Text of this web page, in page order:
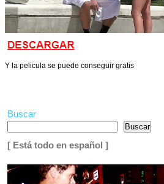
Y la pelicula se puede conseguir gratis
Buscar
Buscar
[ Está todo en español ]